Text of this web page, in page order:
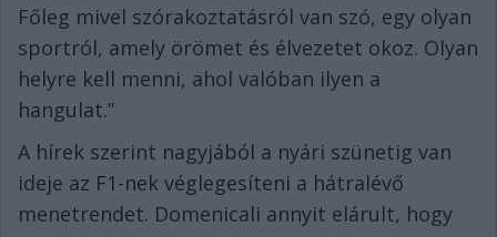
Főleg mivel szórakoztatásról van szó, egy olyan
sportról, amely örömet és élvezetet okoz. Olyan
helyre kell menni, ahol valóban ilyen a
hangulat.”
A hírek szerint nagyjából a nyári szünetig van
ideje az F1-nek véglegesíteni a hátralévő
menetrendet. Domenicali annyit elárult, hogy